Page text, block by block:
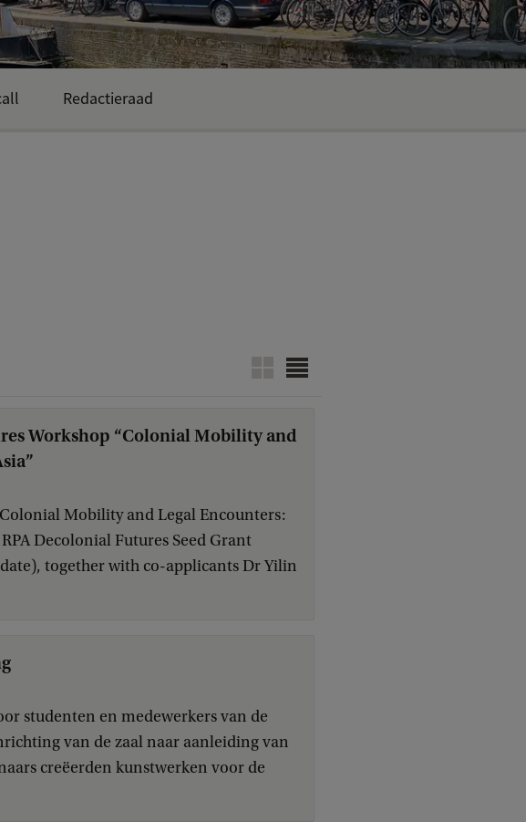
Redactieraad
Workshop “Colonial Mobility and
Mobility and Legal Encounters:
Decolonial Futures Seed Grant
together with co-applicants Dr Yilin
studenten en medewerkers van de
van de zaal naar aanleiding van
creëerden kunstwerken voor de